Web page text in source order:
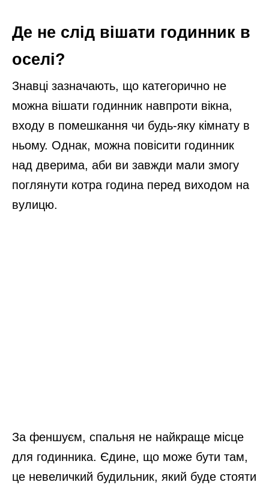
Де не слід вішати годинник в
оселі?
Знавці зазначають, що категорично не
можна вішати годинник навпроти вікна,
входу в помешкання чи будь-яку кімнату в
ньому. Однак, можна повісити годинник
над дверима, аби ви завжди мали змогу
поглянути котра година перед виходом на
вулицю.
За феншуєм, спальня не найкраще місце
для годинника. Єдине, що може бути там,
це невеличкий будильник, який буде стояти